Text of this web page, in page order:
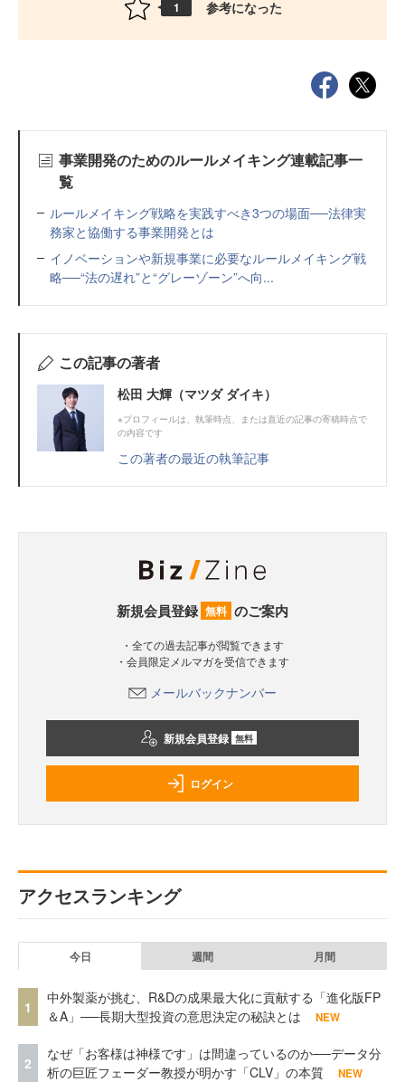
1 参考になった
事業開発のためのルールメイキング連載記事一
覧
ルールメイキング戦略を実践すべき3つの場面──法律実
務家と協働する事業開発とは
イノベーションや新規事業に必要なルールメイキング戦
略──“法の遅れ”と“グレーゾーン”へ向...
この記事の著者
松田 大輝（マツダ ダイキ）
※プロフィールは、執筆時点、または直近の記事の寄稿時点で
の内容です
この著者の最近の執筆記事
新規会員登録 無料 のご案内
・全ての過去記事が閲覧できます
・会員限定メルマガを受信できます
メールバックナンバー
新規会員登録 無料
ログイン
アクセスランキング
今日 週間 月間
1
中外製薬が挑む、R&Dの成果最大化に貢献する「進化版FP
＆A」──長期大型投資の意思決定の秘訣とは
NEW
2
なぜ「お客様は神様です」は間違っているのか──データ分
析の巨匠フェーダー教授が明かす「CLV」の本質
NEW